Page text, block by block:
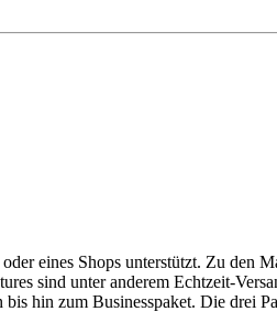
eines Shops unterstützt. Zu den
sind unter anderem Echtzeit-
hin zum Businesspaket. Die drei